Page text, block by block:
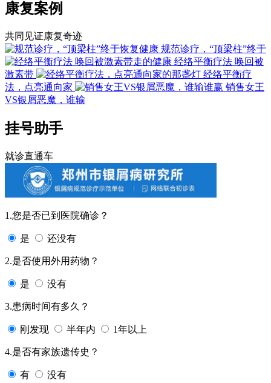
康复案例
共同见证康复奇迹
规范诊疗，“顶梁柱”终于
经络平衡疗法 唤回被
激素带
经络平衡疗
法，点亮通向家
销售女王
VS银屑恶魔，谁输
挂号助手
就诊直通车
1.您是否已到医院确诊？
是 还没有
2.是否使用外用药物？
是 没有
3.患病时间有多久？
刚发现 半年内 1年以上
4.是否有家族遗传史？
有 没有